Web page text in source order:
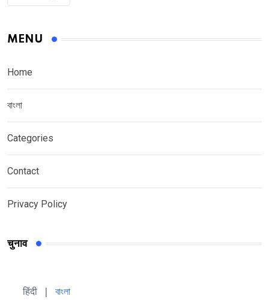
MENU
Home
বাংলা
Categories
Contact
Privacy Policy
चुनाव
हिंदी | বাংলা